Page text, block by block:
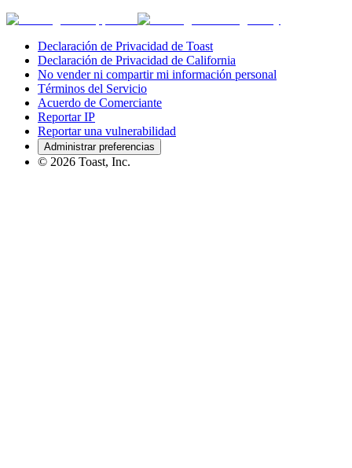
Declaración de Privacidad de Toast
Declaración de Privacidad de California
No vender ni compartir mi información personal
Términos del Servicio
Acuerdo de Comerciante
Reportar IP
Reportar una vulnerabilidad
Administrar preferencias
© 2026 Toast, Inc.